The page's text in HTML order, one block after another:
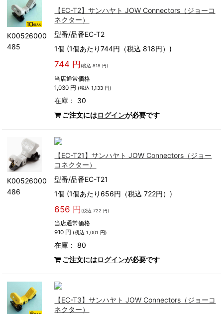
K00526000
485
【EC-T2】サンハヤト JOW Connectors（ジョーコ
ネクター）
型番/品番EC-T2
1個 (1個あたり744円（税込 818円）)
744 円 (税込 818 円)
当店通常価格
1,030 円 (税込 1,133 円)
在庫： 30
ご注文にはログインが必要です
K00526000
486
【EC-T21】サンハヤト JOW Connectors（ジョー
コネクター）
型番/品番EC-T21
1個 (1個あたり656円（税込 722円）)
656 円 (税込 722 円)
当店通常価格
910 円 (税込 1,001 円)
在庫： 80
ご注文にはログインが必要です
【EC-T3】サンハヤト JOW Connectors（ジョーコ
ネクター）